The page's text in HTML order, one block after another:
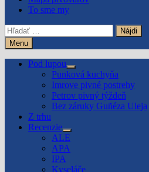
To sme my
Hľadať:
Menu
Pod lupou
Show
sub
menu
Punková kuchyňa
Imrove pivné postrehy
Petrov pivný týždeň
Bez záruky Guñéza Uleja
Z trhu
Recenzie
Show
sub
menu
ALE
APA
IPA
Kyseláče